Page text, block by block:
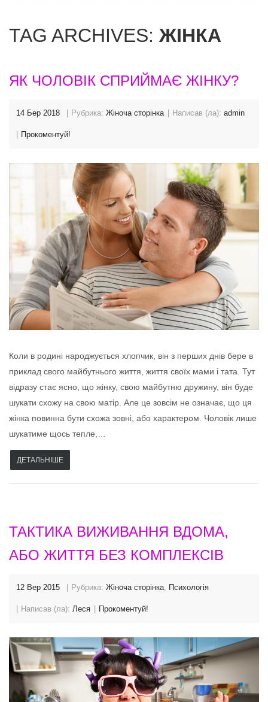
TAG ARCHIVES: ЖІНКА
ЯК ЧОЛОВІК СПРИЙМАЄ ЖІНКУ?
14 Бер 2018 Рубрика: Жіноча сторінка Написав (ла): admin
Прокоментуй!
Коли в родині народжується хлопчик, він з перших днів бере в
приклад свого майбутнього життя, життя своїх мами і тата. Тут
відразу стає ясно, що жінку, свою майбутню дружину, він буде
шукати схожу на свою матір. Але це зовсім не означає, що ця
жінка повинна бути схожа зовні, або характером. Чоловік лише
шукатиме щось тепле,…
ДЕТАЛЬНІШЕ
ТАКТИКА ВИЖИВАННЯ ВДОМА,
АБО ЖИТТЯ БЕЗ КОМПЛЕКСІВ
12 Вер 2015 Рубрика: Жіноча сторінка, Психологія
Написав (ла): Леся Прокоментуй!